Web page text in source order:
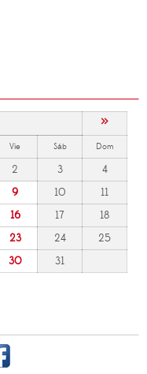
»
Vie Sáb Dom
2 3
4
9 10
11
16 17
18
23 24
25
30 31